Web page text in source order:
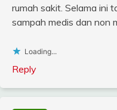
rumah sakit. Selama ini
sampah medis dan non
Loading...
Reply